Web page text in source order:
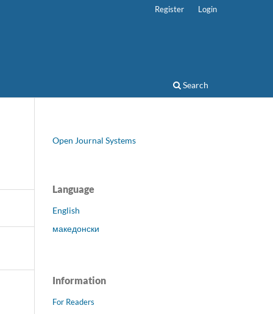
Search
Register Login
Open Journal Systems
Language
English
македонски
Information
For Readers